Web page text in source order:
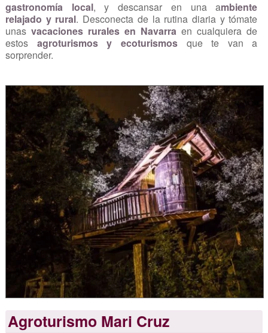
gastronomía local, y descansar en una ambiente
relajado y rural. Desconecta de la rutina diaria y tómate
unasvacaciones rurales en Navarra en cualquiera de
estos agroturismos y ecoturismosque te van a
sorprender.
Agroturismo Mari Cruz